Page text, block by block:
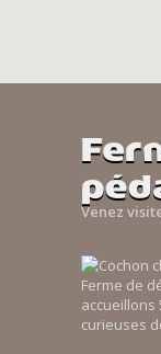
Venez
Ferme de
accueillons
curieuses